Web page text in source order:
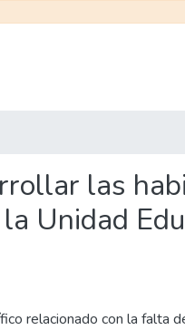
las
Unidad
relacionado con la falta